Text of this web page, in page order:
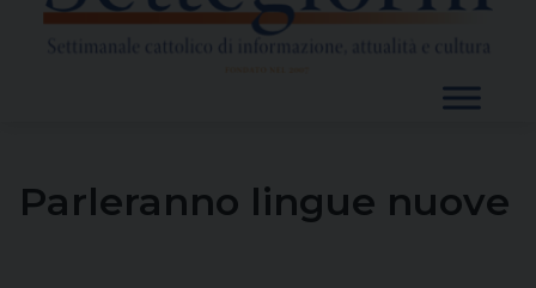
Parleranno lingue nuove